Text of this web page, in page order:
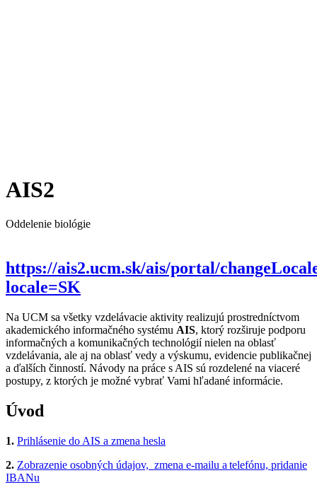
AIS2
Oddelenie biológie
https://ais2.ucm.sk/ais/portal/
locale=SK
Na UCM sa všetky vzdelávacie aktivity realizujú prostredníctvom
akademického informačného systému AIS, ktorý rozširuje podporu
informačných a komunikačných technológií nielen na oblasť
vzdelávania, ale aj na oblasť vedy a výskumu, evidencie publikačnej
a ďalších činností. Návody na práce s AIS sú rozdelené na viaceré
postupy, z ktorých je možné vybrať Vami hľadané informácie.
Úvod
1. Prihlásenie do AIS a zmena hesla
2. Zobrazenie osobných údajov, zmena e-mailu a telefónu, pridanie
IBANu